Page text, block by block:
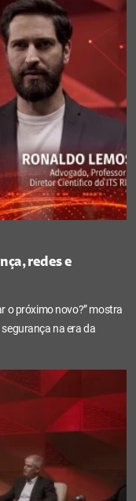
redes e
o próximo novo?” mostra
na era da